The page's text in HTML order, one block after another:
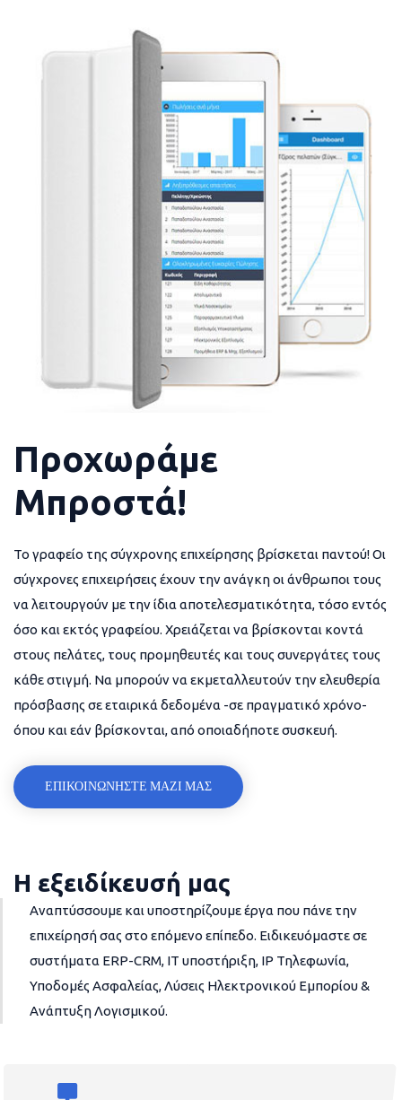
Προχωράμε
Μπροστά!
Το γραφείο της σύγχρονης επιχείρησης βρίσκεται παντού! Οι
σύγχρονες επιχειρήσεις έχουν την ανάγκη οι άνθρωποι τους
να λειτουργούν με την ίδια αποτελεσματικότητα, τόσο εντός
όσο και εκτός γραφείου. Χρειάζεται να βρίσκονται κοντά
στους πελάτες, τους προμηθευτές και τους συνεργάτες τους
κάθε στιγμή. Να μπορούν να εκμεταλλευτούν την ελευθερία
πρόσβασης σε εταιρικά δεδομένα -σε πραγματικό χρόνο-
όπου και εάν βρίσκονται, από οποιαδήποτε συσκευή.
ΕΠΙΚΟΙΝΩΝΗΣΤΕ ΜΑΖΙ ΜΑΣ
Η εξειδίκευσή μας
Αναπτύσσουμε και υποστηρίζουμε έργα που πάνε την
επιχείρησή σας στο επόμενο επίπεδο. Ειδικευόμαστε σε
συστήματα ERP-CRM, IT υποστήριξη, IP Τηλεφωνία,
Υποδομές Ασφαλείας, Λύσεις Ηλεκτρονικού Εμπορίου &
Ανάπτυξη Λογισμικού.